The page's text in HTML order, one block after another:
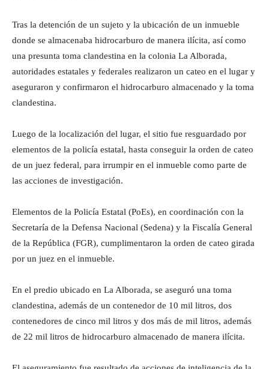
Tras la detención de un sujeto y la ubicación de un inmueble
donde se almacenaba hidrocarburo de manera ilícita, así como
una presunta toma clandestina en la colonia La Alborada,
autoridades estatales y federales realizaron un cateo en el lugar y
aseguraron y confirmaron el hidrocarburo almacenado y la toma
clandestina.
Luego de la localización del lugar, el sitio fue resguardado por
elementos de la policía estatal, hasta conseguir la orden de cateo
de un juez federal, para irrumpir en el inmueble como parte de
las acciones de investigación.
Elementos de la Policía Estatal (PoEs), en coordinación con la
Secretaría de la Defensa Nacional (Sedena) y la Fiscalía General
de la República (FGR), cumplimentaron la orden de cateo girada
por un juez en el inmueble.
En el predio ubicado en La Alborada, se aseguró una toma
clandestina, además de un contenedor de 10 mil litros, dos
contenedores de cinco mil litros y dos más de mil litros, además
de 22 mil litros de hidrocarburo almacenado de manera ilícita.